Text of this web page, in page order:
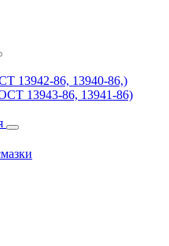
13942-86, 13940-86,)
13943-86, 13941-86)